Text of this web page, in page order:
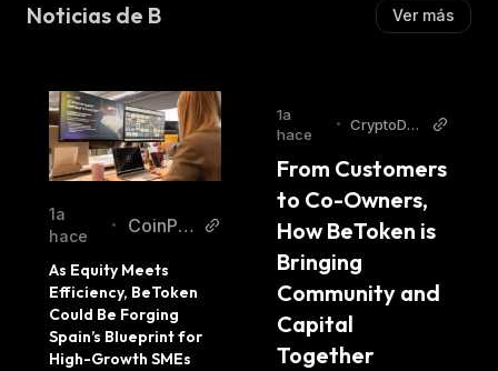
Noticias de B Ver más
1a
hace
•
CoinPe
As Equity Meets
Efficiency, BeToken
Could Be Forging
Spain’s Blueprint for
High-Growth SMEs
1a
hace
•
CryptoDail
From Customers
to Co-Owners,
How BeToken is
Bringing
Community and
Capital
Together